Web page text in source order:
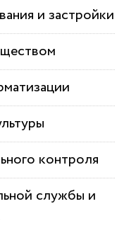
и застройки
контроля
службы и